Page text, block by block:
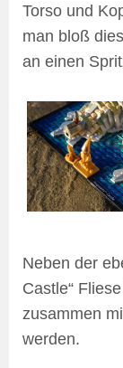
Torso und
man bloß
an einen
Neben der
Castle“
zusammen
werden.